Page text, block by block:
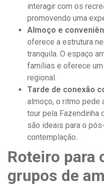
interagir com os
promovendo uma
Almoço e
oferece a estrutura
tranquila. O espaço
famílias e oferece
regional.
Tarde de conexão
almoço, o ritmo pede
tour pela Fazendinha
são ideais para o
contemplação..
Roteiro para
grupos de